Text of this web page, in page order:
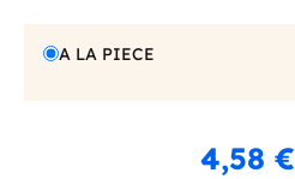
A LA PIECE
4,58 €